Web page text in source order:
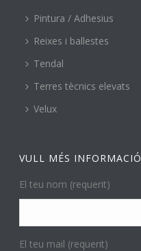
Pintura / Adhesius
Reixes i ballestes
Tendal
Terres tècnics elevats
Velux
VULL MÉS INFORMACIÓ
El teu nom (requerit)
El teu mail (requerit)